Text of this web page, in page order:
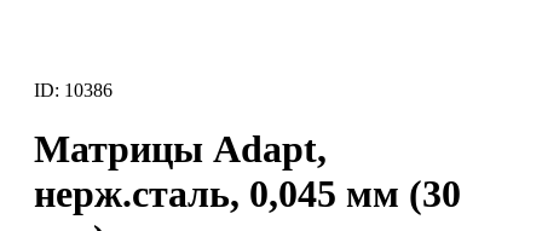
ID: 10386
Матрицы Adapt,
нерж.сталь, 0,045 мм (30